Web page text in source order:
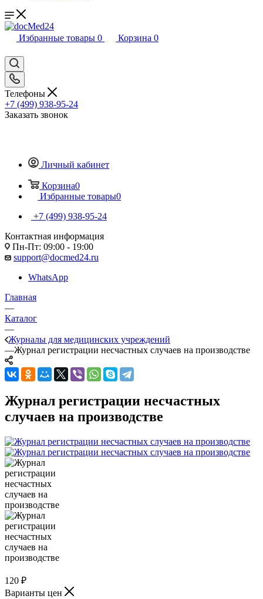
Избранные товары 0 Корзина 0
Телефоны
+7 (499) 938-95-24
Заказать звонок
Личный кабинет
Корзина0
Избранные товары0
+7 (499) 938-95-24
Контактная информация
Пн-Пт: 09:00 - 19:00
support@docmed24.ru
WhatsApp
Главная
—
Каталог
—
Журналы для медицинских учреждений
—Журнал регистрации несчастных случаев на производстве
Журнал регистрации несчастных
случаев на производстве
120 ₽
Варианты цен